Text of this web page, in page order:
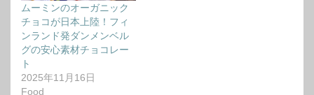
ムーミンのオーガニック
チョコが日本上陸！フィ
ンランド発ダンメンベル
グの安心素材チョコレー
ト
2025年11月16日
Food